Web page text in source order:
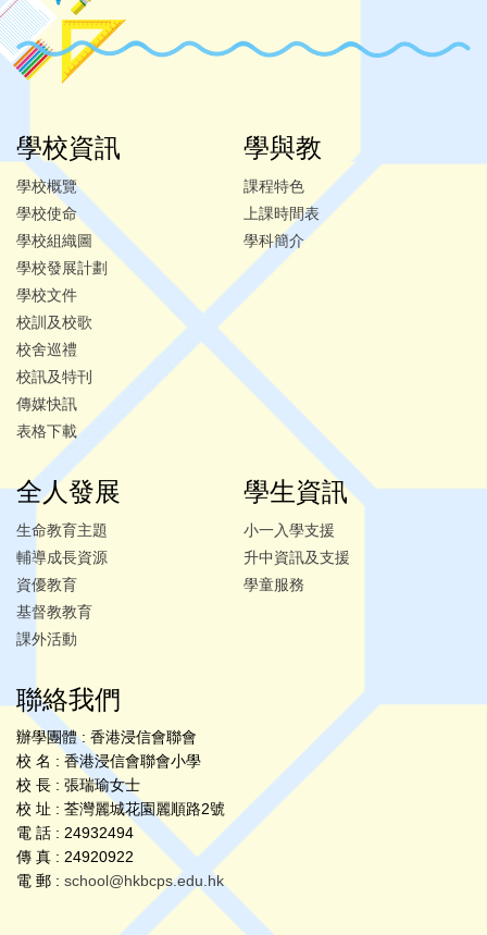
學校資訊
學校概覽
學校使命
學校組織圖
學校發展計劃
學校文件
校訓及校歌
校舍巡禮
校訊及特刊
傳媒快訊
表格下載
學與教
課程特色
上課時間表
學科簡介
全人發展
生命教育主題
輔導成長資源
資優教育
基督教教育
課外活動
學生資訊
小一入學支援
升中資訊及支援
學童服務
聯絡我們
辦學團體 : 香港浸信會聯會
校 名 : 香港浸信會聯會小學
校 長 : 張瑞瑜女士
校 址 : 荃灣麗城花園麗順路2號
電 話 : 24932494
傳 真 : 24920922
電 郵 : school@hkbcps.edu.hk